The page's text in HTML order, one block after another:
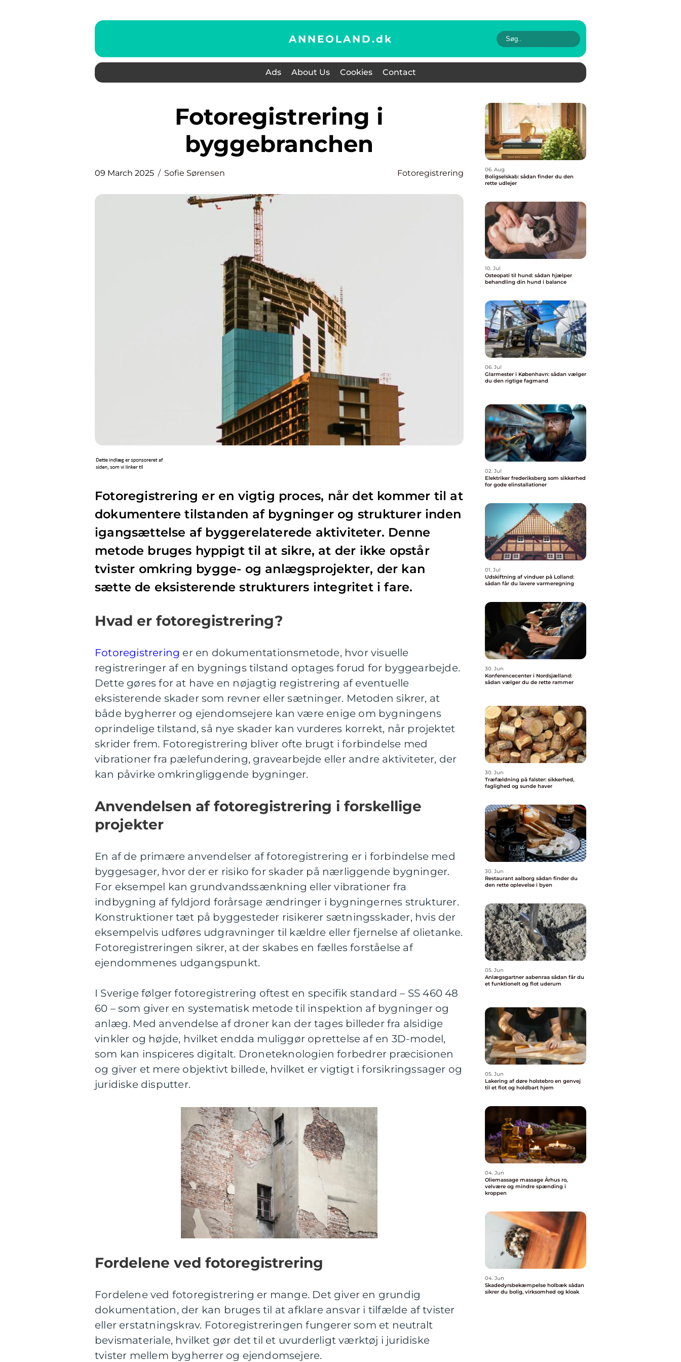
ANNEOLAND.dk
Ads About Us Cookies Contact
Fotoregistrering i
byggebranchen
09 March 2025 Sofie Sørensen Fotoregistrering
Fotoregistrering er en vigtig proces, når det kommer til at
dokumentere tilstanden af bygninger og strukturer inden
igangsættelse af byggerelaterede aktiviteter. Denne
metode bruges hyppigt til at sikre, at der ikke opstår
tvister omkring bygge- og anlægsprojekter, der kan
sætte de eksisterende strukturers integritet i fare.
Hvad er fotoregistrering?
Fotoregistrering er en dokumentationsmetode, hvor visuelle
registreringer af en bygnings tilstand optages forud for byggearbejde.
Dette gøres for at have en nøjagtig registrering af eventuelle
eksisterende skader som revner eller sætninger. Metoden sikrer, at
både bygherrer og ejendomsejere kan være enige om bygningens
oprindelige tilstand, så nye skader kan vurderes korrekt, når projektet
skrider frem. Fotoregistrering bliver ofte brugt i forbindelse med
vibrationer fra pælefundering, gravearbejde eller andre aktiviteter, der
kan påvirke omkringliggende bygninger.
Anvendelsen af fotoregistrering i forskellige
projekter
En af de primære anvendelser af fotoregistrering er i forbindelse med
byggesager, hvor der er risiko for skader på nærliggende bygninger.
For eksempel kan grundvandssænkning eller vibrationer fra
indbygning af fyldjord forårsage ændringer i bygningernes strukturer.
Konstruktioner tæt på byggesteder risikerer sætningsskader, hvis der
eksempelvis udføres udgravninger til kældre eller fjernelse af olietanke.
Fotoregistreringen sikrer, at der skabes en fælles forståelse af
ejendommenes udgangspunkt.
I Sverige følger fotoregistrering oftest en specifik standard – SS 460 48
60 – som giver en systematisk metode til inspektion af bygninger og
anlæg. Med anvendelse af droner kan der tages billeder fra alsidige
vinkler og højde, hvilket endda muliggør oprettelse af en 3D-model,
som kan inspiceres digitalt. Droneteknologien forbedrer præcisionen
og giver et mere objektivt billede, hvilket er vigtigt i forsikringssager og
juridiske disputter.
Fordelene ved fotoregistrering
Fordelene ved fotoregistrering er mange. Det giver en grundig
dokumentation, der kan bruges til at afklare ansvar i tilfælde af tvister
eller erstatningskrav. Fotoregistreringen fungerer som et neutralt
bevismateriale, hvilket gør det til et uvurderligt værktøj i juridiske
tvister mellem bygherrer og ejendomsejere.
06. Aug
Boligselskab: sådan finder du den
rette udlejer
10. Jul
Osteopati til hund: sådan hjælper
behandling din hund i balance
06. Jul
Glarmester i København: sådan vælger
du den rigtige fagmand
02. Jul
Elektriker frederiksberg som sikkerhed
for gode elinstallationer
01. Jul
Udskiftning af vinduer på Lolland:
sådan får du lavere varmeregning
30. Jun
Konferencecenter i Nordsjælland:
sådan vælger du de rette rammer
30. Jun
Træfældning på falster: sikkerhed,
faglighed og sunde haver
30. Jun
Restaurant aalborg sådan finder du
den rette oplevelse i byen
05. Jun
Anlægsgartner aabenraa sådan får du
et funktionelt og flot uderum
05. Jun
Lakering af døre holstebro en genvej
til et flot og holdbart hjem
04. Jun
Oliemassage massage Århus ro,
velvære og mindre spænding i
kroppen
04. Jun
Skadedyrsbekæmpelse holbæk sådan
sikrer du bolig, virksomhed og kloak